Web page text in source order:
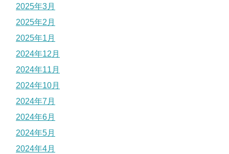
2025年3月
2025年2月
2025年1月
2024年12月
2024年11月
2024年10月
2024年7月
2024年6月
2024年5月
2024年4月